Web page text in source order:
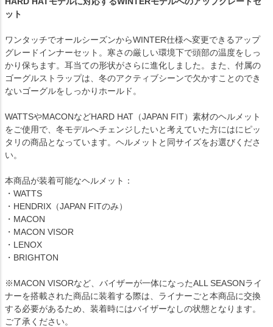
ット
ワンタッチでオールシーズンからWINTER仕様へ変更できるアップ
グレードインナーセット。寒さの厳しい環境下で頭部の温度をしっ
かり保ちます。耳当ての形状がさらに進化しました。また、付属の
ゴーグルストラップは、冬のアクティブシーンで欠かすことのでき
ないゴーグルをしっかりホールド。
WATTSやMACONなどHARD HAT（JAPAN FIT）素材のヘルメット
をご使用で、冬モデルへチェンジしたいと考えていた方にはにピッ
タリの商品となっています。ヘルメットと同サイズをお選びくださ
い。
本商品が装着可能なヘルメット：
・WATTS
・HENDRIX（JAPAN FITのみ）
・MACON
・MACON VISOR
・LENOX
・BRIGHTON
※MACON VISORなど、バイザーが一体になったALL SEASONライ
ナーを搭載された商品に装着する際は、ライナーごと本商品に交換
する必要があるため、装着時にはバイザーなしの状態となります。
ご了承ください。